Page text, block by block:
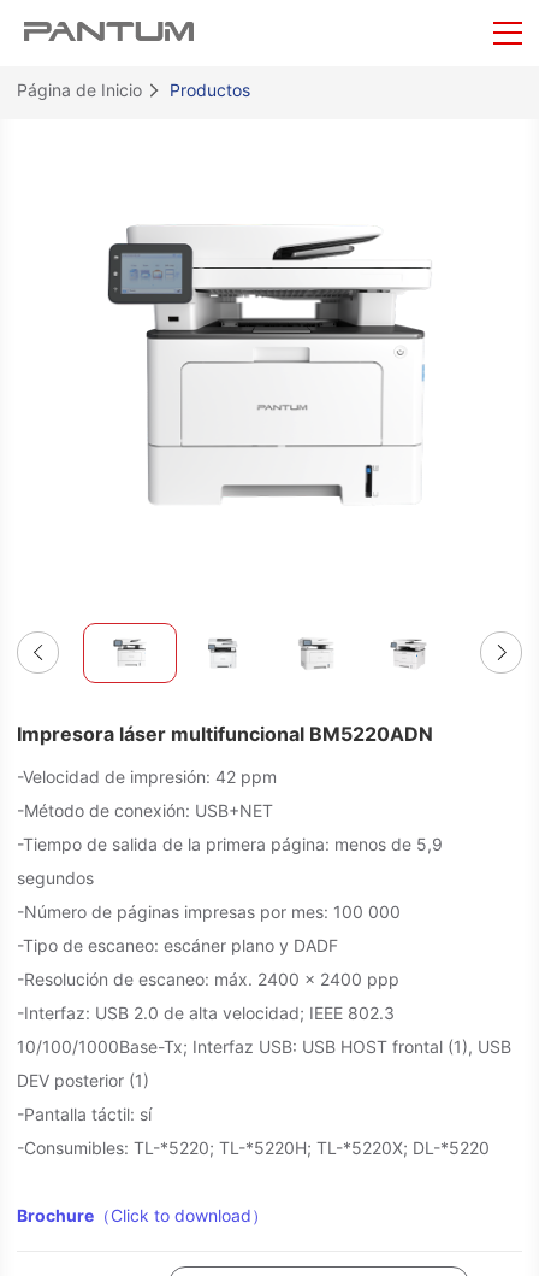
Página de Inicio Productos
Impresora láser multifuncional BM5220ADN
-Velocidad de impresión: 42 ppm
-Método de conexión: USB+NET
-Tiempo de salida de la primera página: menos de 5,9
segundos
-Número de páginas impresas por mes: 100 000
-Tipo de escaneo: escáner plano y DADF
-Resolución de escaneo: máx. 2400 x 2400 ppp
-Interfaz: USB 2.0 de alta velocidad; IEEE 802.3
10/100/1000Base-Tx; Interfaz USB: USB HOST frontal (1), USB
DEV posterior (1)
-Pantalla táctil: sí
-Consumibles: TL-*5220; TL-*5220H; TL-*5220X; DL-*5220
Brochure （Click to download）